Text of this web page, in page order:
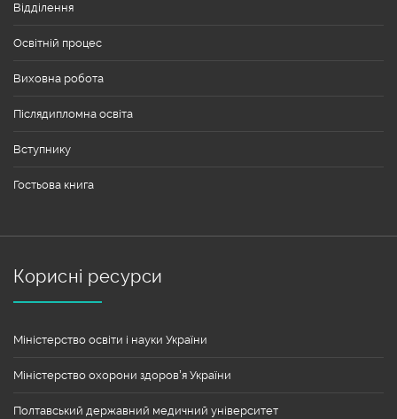
Відділення
Освітній процес
Виховна робота
Післядипломна освіта
Вступнику
Гостьова книга
Корисні ресурси
Міністерство освіти і науки України
Міністерство охорони здоров’я України
Полтавський державний медичний університет